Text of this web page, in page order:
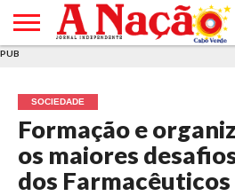
E DE
COOKIES
DE
UTILIZAÇÃO
PUB
SOCIEDADE
Formação e
os maiores
dos